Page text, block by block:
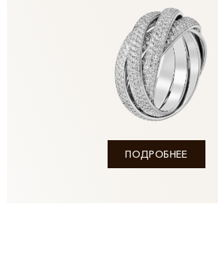
ПОДРОБНЕЕ